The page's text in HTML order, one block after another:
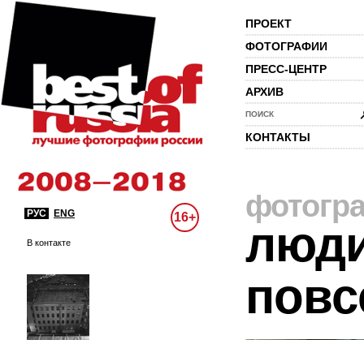
ПРОЕКТ
ФОТОГРАФИИ
ПРЕСС-ЦЕНТР
АРХИВ
ПОИСК
КОНТАКТЫ
РУС ENG 16+
В контакте